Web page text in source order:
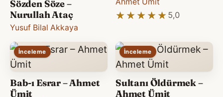
Sözden Söze –
Nurullah Ataç
Yusuf Bilal Akkaya
★★★★★
★★★★★ 5,0
İnceleme
Bab-ı Esrar – Ahmet
Ümit
İnceleme
Sultanı Öldürmek –
Ahmet Ümit